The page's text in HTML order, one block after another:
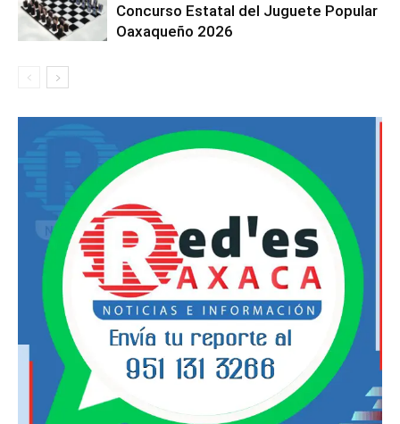
Concurso Estatal del Juguete Popular
Oaxaqueño 2026